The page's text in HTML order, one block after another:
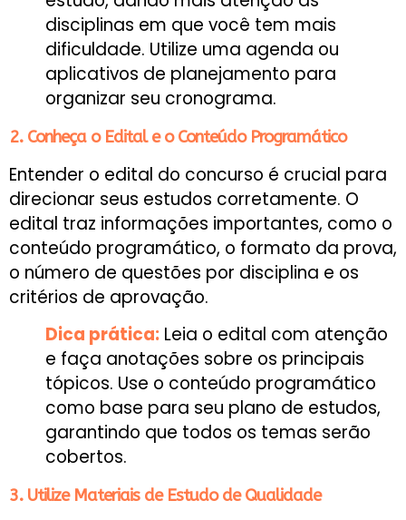
disciplinas em que você tem mais
dificuldade. Utilize uma agenda ou
aplicativos de planejamento para
organizar seu cronograma.
2. Conheça o Edital e o Conteúdo Programático
Entender o edital do concurso é crucial para
direcionar seus estudos corretamente. O
edital traz informações importantes, como o
conteúdo programático, o formato da prova,
o número de questões por disciplina e os
critérios de aprovação.
Dica prática: Leia o edital com atenção
e faça anotações sobre os principais
tópicos. Use o conteúdo programático
como base para seu plano de estudos,
garantindo que todos os temas serão
cobertos.
3. Utilize Materiais de Estudo de Qualidade